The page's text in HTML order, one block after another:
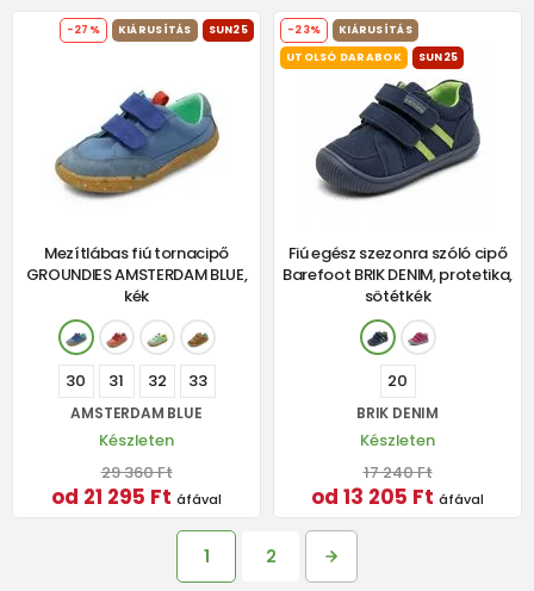
-27% KIÁRUSÍTÁS SUN25
Mezítlábas fiú tornacipő
GROUNDIES AMSTERDAM BLUE,
kék
30 31 32 33
AMSTERDAM BLUE
Készleten
29 360 Ft
od 21 295 Ft áfával
-23%
KIÁRUSÍTÁS
UTOLSÓ DARABOK
SUN25
Fiú egész szezonra szóló cipő
Barefoot BRIK DENIM, protetika,
sötétkék
20
BRIK DENIM
Készleten
17 240 Ft
od 13 205 Ft áfával
1 2